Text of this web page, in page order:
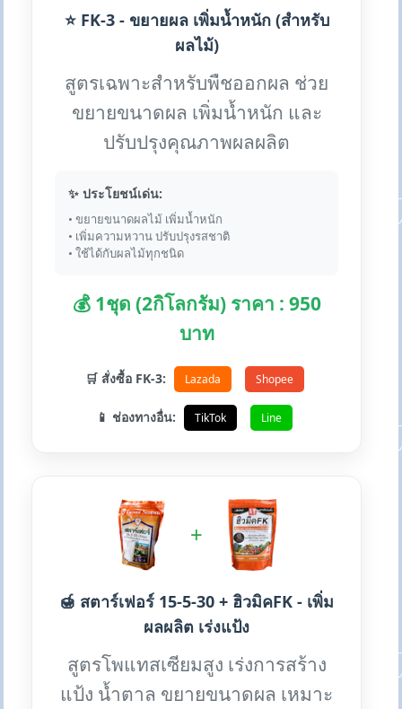
⭐ FK-3 - ขยายผล เพิ่มน้ำหนัก (สำหรับ
ผลไม้)
สูตรเฉพาะสำหรับพืชออกผล ช่วย
ขยายขนาดผล เพิ่มน้ำหนัก และ
ปรับปรุงคุณภาพผลผลิต
✨ ประโยชน์เด่น:
• ขยายขนาดผลไม้ เพิ่มน้ำหนัก
• เพิ่มความหวาน ปรับปรุงรสชาติ
• ใช้ได้กับผลไม้ทุกชนิด
💰 1ชุด (2กิโลกรัม) ราคา : 950
บาท
🛒 สั่งซื้อ FK-3: Lazada Shopee
📱 ช่องทางอื่น: TikTok Line
+
🍯 สตาร์เฟอร์ 15-5-30 + ฮิวมิคFK - เพิ่ม
ผลผลิต เร่งแป้ง
สูตรโพแทสเซียมสูง เร่งการสร้าง
แป้ง น้ำตาล ขยายขนาดผล เหมาะ